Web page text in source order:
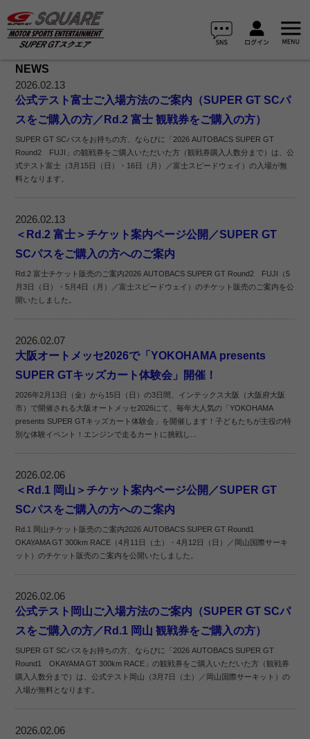
NEWS
2026.02.13
公式テスト富士ご入場方法のご案内（SUPER GT SCパ
スをご購入の方／Rd.2 富士 観戦券をご購入の方）
SUPER GT SCパスをお持ちの方、ならびに「2026 AUTOBACS SUPER GT
Round2 FUJI」の観戦券をご購入いただいた方（観戦券購入人数分まで）は、公
式テスト富士（3月15日（日）・16日（月）／富士スピードウェイ）の入場が無
料となります。
2026.02.13
＜Rd.2 富士＞チケット案内ページ公開／SUPER GT
SCパスをご購入の方へのご案内
Rd.2 富士チケット販売のご案内2026 AUTOBACS SUPER GT Round2 FUJI（5
月3日（日）・5月4日（月）／富士スピードウェイ）のチケット販売のご案内を公
開いたしました。
2026.02.07
大阪オートメッセ2026で「YOKOHAMA presents
SUPER GTキッズカート体験会」開催！
2026年2月13日（金）から15日（日）の3日間、インテックス大阪（大阪府大阪
市）で開催される大阪オートメッセ2026にて、毎年大人気の「YOKOHAMA
presents SUPER GTキッズカート体験会」を開催します！子どもたちが主役の特
別な体験イベント！エンジンで走るカートに挑戦し...
2026.02.06
＜Rd.1 岡山＞チケット案内ページ公開／SUPER GT
SCパスをご購入の方へのご案内
Rd.1 岡山チケット販売のご案内2026 AUTOBACS SUPER GT Round1
OKAYAMA GT 300km RACE（4月11日（土）・4月12日（日）／岡山国際サーキ
ット）のチケット販売のご案内を公開いたしました。
2026.02.06
公式テスト岡山ご入場方法のご案内（SUPER GT SCパ
スをご購入の方／Rd.1 岡山 観戦券をご購入の方）
SUPER GT SCパスをお持ちの方、ならびに「2026 AUTOBACS SUPER GT
Round1 OKAYAMA GT 300km RACE」の観戦券をご購入いただいた方（観戦券
購入人数分まで）は、公式テスト岡山（3月7日（土）／岡山国際サーキット）の
入場が無料となります。
2026.02.06